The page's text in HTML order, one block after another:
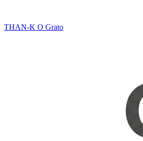
THAN-K O Grato